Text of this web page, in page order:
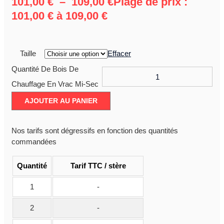
101,00 € à 109,00 €
Taille
Effacer
Quantité De Bois De
Chauffage En Vrac Mi-Sec
AJOUTER AU PANIER
Nos tarifs sont dégressifs en fonction des quantités
commandées
Quantité Tarif TTC / stère
1 -
2 -